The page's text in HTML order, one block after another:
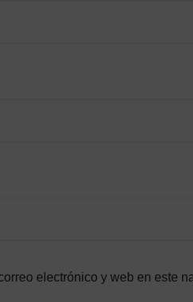
electrónico y web en este